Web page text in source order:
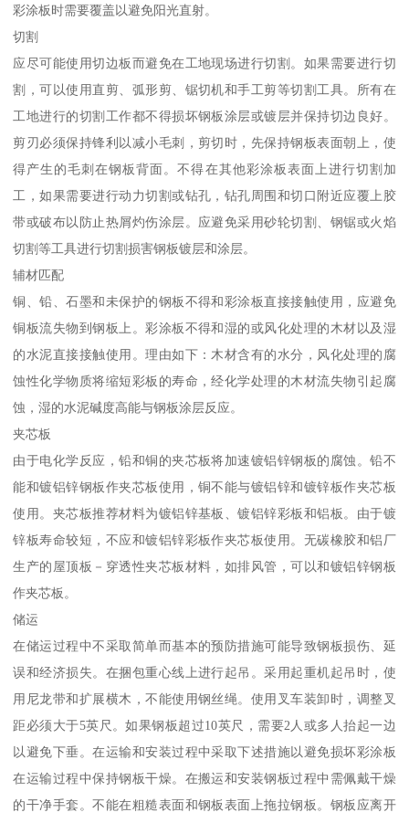
彩涂板时需要覆盖以避免阳光直射。
切割
应尽可能使用切边板而避免在工地现场进行切割。如果需要进行切
割，可以使用直剪、弧形剪、锯切机和手工剪等切割工具。所有在
工地进行的切割工作都不得损坏钢板涂层或镀层并保持切边良好。
剪刃必须保持锋利以减小毛刺，剪切时，先保持钢板表面朝上，使
得产生的毛刺在钢板背面。不得在其他彩涂板表面上进行切割加
工，如果需要进行动力切割或钻孔，钻孔周围和切口附近应覆上胶
带或破布以防止热屑灼伤涂层。应避免采用砂轮切割、钢锯或火焰
切割等工具进行切割损害钢板镀层和涂层。
辅材匹配
铜、铅、石墨和未保护的钢板不得和彩涂板直接接触使用，应避免
铜板流失物到钢板上。彩涂板不得和湿的或风化处理的木材以及湿
的水泥直接接触使用。理由如下：木材含有的水分，风化处理的腐
蚀性化学物质将缩短彩板的寿命，经化学处理的木材流失物引起腐
蚀，湿的水泥碱度高能与钢板涂层反应。
夹芯板
由于电化学反应，铅和铜的夹芯板将加速镀铝锌钢板的腐蚀。铅不
能和镀铝锌钢板作夹芯板使用，铜不能与镀铝锌和镀锌板作夹芯板
使用。夹芯板推荐材料为镀铝锌基板、镀铝锌彩板和铝板。由于镀
锌板寿命较短，不应和镀铝锌彩板作夹芯板使用。无碳橡胶和铝厂
生产的屋顶板－穿透性夹芯板材料，如排风管，可以和镀铝锌钢板
作夹芯板。
储运
在储运过程中不采取简单而基本的预防措施可能导致钢板损伤、延
误和经济损失。在捆包重心线上进行起吊。采用起重机起吊时，使
用尼龙带和扩展横木，不能使用钢丝绳。使用叉车装卸时，调整叉
距必须大于5英尺。如果钢板超过10英尺，需要2人或多人抬起一边
以避免下垂。在运输和安装过程中采取下述措施以避免损坏彩涂板
在运输过程中保持钢板干燥。在搬运和安装钢板过程中需佩戴干燥
的干净手套。不能在粗糙表面和钢板表面上拖拉钢板。钢板应离开